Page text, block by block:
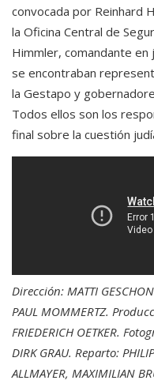
convocada por Reinhard
la Oficina Central de
Himmler, comandante en
se encontraban
la Gestapo y
Todos ellos son los
final sobre la cuestión
Dirección: MATTI
PAUL MOMMERTZ.
FRIEDERICH OETKER.
DIRK GRAU. Reparto:
ALLMAYER, MAXIMILIAN